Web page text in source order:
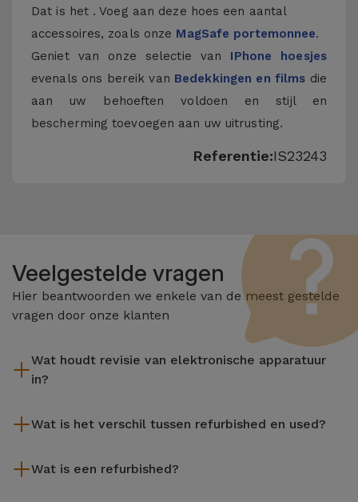
Dat is het . Voeg aan deze hoes een aantal
accessoires, zoals onze MagSafe portemonnee.
Geniet van onze selectie van IPhone hoesjes
evenals ons bereik van Bedekkingen en films die
aan uw behoeften voldoen en stijl en
bescherming toevoegen aan uw uitrusting.
Referentie:IS23243
Veelgestelde vragen
Hier beantwoorden we enkele van de meest gestelde
vragen door onze klanten
Wat houdt revisie van elektronische apparatuur
in?
reiniging, en niet te vergeten het repareren van elk defect
apparatuur die door Services wordt gereviseerd,
Wat is het verschil tussen refurbished en used?
getest en voorbereid door gespecialiseerde technici om hun
Wat is een refurbished?